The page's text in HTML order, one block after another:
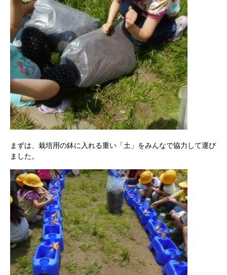
まずは、栽培用の鉢に入れる重い「土」をみんなで協力して運び
ました。